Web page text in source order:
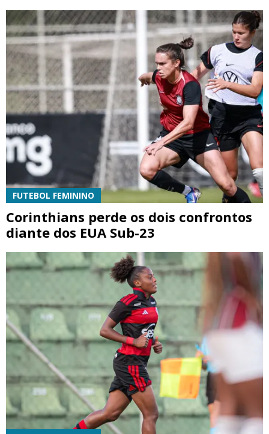
FUTEBOL FEMININO
Corinthians perde os dois confrontos
diante dos EUA Sub-23